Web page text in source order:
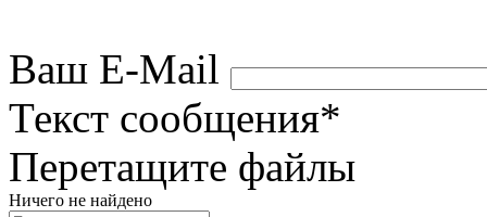
Ваш E-Mail
Текст сообщения*
Перетащите файлы
Ничего не найдено